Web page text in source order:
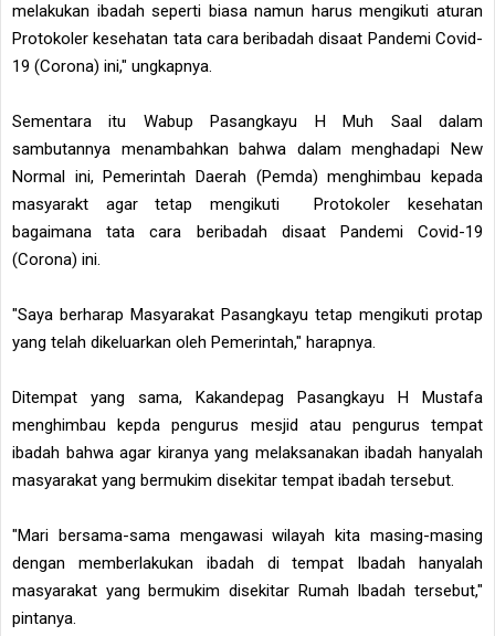
melakukan ibadah seperti biasa namun harus mengikuti aturan
Protokoler kesehatan tata cara beribadah disaat Pandemi Covid-
19 (Corona) ini," ungkapnya.
Sementara itu Wabup Pasangkayu H Muh Saal dalam
sambutannya menambahkan bahwa dalam menghadapi New
Normal ini, Pemerintah Daerah (Pemda) menghimbau kepada
masyarakt agar tetap mengikuti Protokoler kesehatan
bagaimana tata cara beribadah disaat Pandemi Covid-19
(Corona) ini.
"Saya berharap Masyarakat Pasangkayu tetap mengikuti protap
yang telah dikeluarkan oleh Pemerintah," harapnya.
Ditempat yang sama, Kakandepag Pasangkayu H Mustafa
menghimbau kepda pengurus mesjid atau pengurus tempat
ibadah bahwa agar kiranya yang melaksanakan ibadah hanyalah
masyarakat yang bermukim disekitar tempat ibadah tersebut.
"Mari bersama-sama mengawasi wilayah kita masing-masing
dengan memberlakukan ibadah di tempat Ibadah hanyalah
masyarakat yang bermukim disekitar Rumah Ibadah tersebut,"
pintanya.